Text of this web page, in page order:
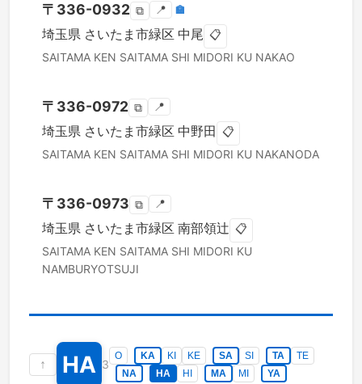
〒 336-0932 ⧉ 📍 🏣
埼玉県 さいたま市緑区 中尾 📋
SAITAMA KEN SAITAMA SHI MIDORI KU NAKAO
〒 336-0972 ⧉ 📍
埼玉県 さいたま市緑区 中野田 📋
SAITAMA KEN SAITAMA SHI MIDORI KU NAKANODA
〒 336-0973 ⧉ 📍
埼玉県 さいたま市緑区 南部領辻 📋
SAITAMA KEN SAITAMA SHI MIDORI KU
NAMBURYOTSUJI
↑ HA 3
O KA KI KE SA SI TA
TE
NA
HA HI MA MI YA